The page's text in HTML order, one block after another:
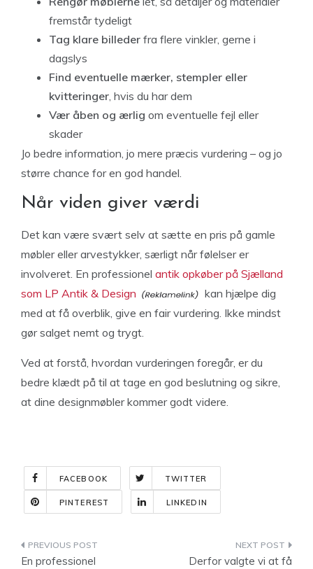
fremstår tydeligt
Tag klare billeder fra flere vinkler, gerne i
dagslys
Find eventuelle mærker, stempler eller
kvitteringer, hvis du har dem
Vær åben og ærlig om eventuelle fejl eller
skader
Jo bedre information, jo mere præcis vurdering – og jo
større chance for en god handel.
Når viden giver værdi
Det kan være svært selv at sætte en pris på gamle
møbler eller arvestykker, særligt når følelser er
involveret. En professionel antik opkøber på Sjælland
som LP Antik & Design
kan hjælpe dig
med at få overblik, give en fair vurdering. Ikke mindst
gør salget nemt og trygt.
Ved at forstå, hvordan vurderingen foregår, er du
bedre klædt på til at tage en god beslutning og sikre,
at dine designmøbler kommer godt videre.
FACEBOOK TWITTER
PINTEREST LINKEDIN
Indlægsnavigation
En professionel
Derfor valgte vi at få